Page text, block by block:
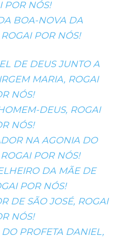
POR NÓS!
BOA-NOVA DA
POR NÓS!
DE DEUS JUNTO A
MARIA, ROGAI
NÓS!
DEUS, ROGAI
NÓS!
NA AGONIA DO
POR NÓS!
DA MÃE DE
POR NÓS!
DE SÃO JOSÉ, ROGAI
NÓS!
PROFETA DANIEL,